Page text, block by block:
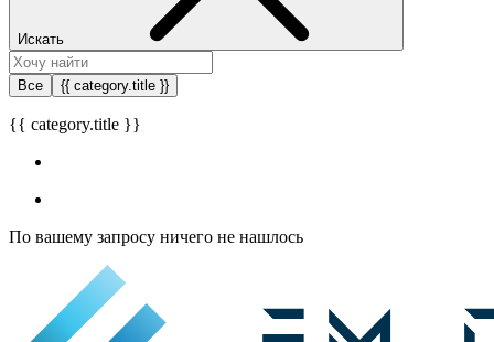
Искать
Все {{ category.title }}
{{ category.title }}
По вашему запросу ничего не нашлось